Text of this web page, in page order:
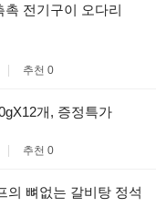
촉 전기구이 오다리
추천 0
개, 증정특가
추천 0
의 뼈없는 갈비탕 정석